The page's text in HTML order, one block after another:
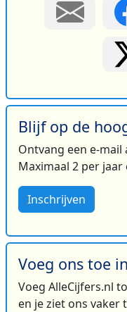
Blijf op de
Ontvang een e-
Maximaal 2 per
Inschrijven
Voeg ons toe
Voeg AlleCijfers.nl
en je ziet ons vaker